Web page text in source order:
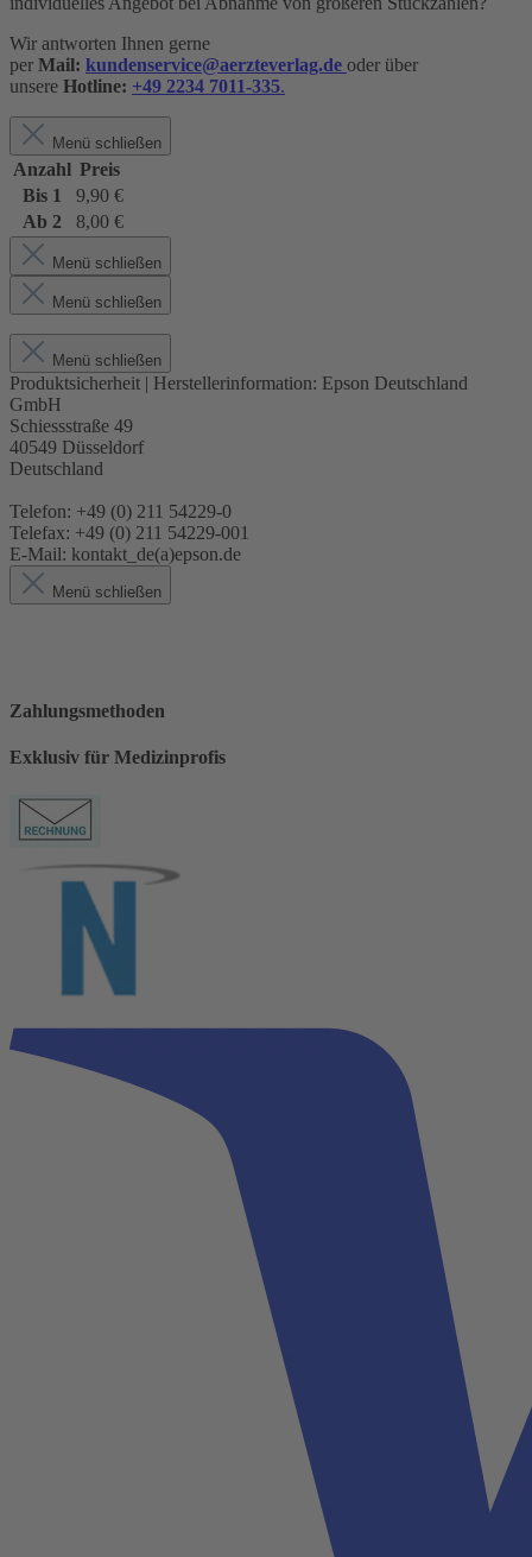
Wir antworten Ihnen gerne
per Mail: kundenservice@aerzteverlag.de oder über
unsere Hotline: +49 2234 7011-335.
Menü schließen
Anzahl Preis
Bis 1
9,90 €
Ab 2 8,00 €
Menü schließen
Menü schließen
Menü schließen
Produktsicherheit | Herstellerinformation: Epson Deutschland
GmbH
Schiessstraße 49
40549 Düsseldorf
Deutschland
Telefon: +49 (0) 211 54229-0
Telefax: +49 (0) 211 54229-001
E-Mail: kontakt_de(a)epson.de
Menü schließen
Zahlungsmethoden
Exklusiv für Medizinprofis